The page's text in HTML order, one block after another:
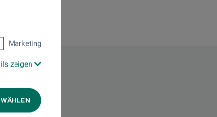
Marketing
zeigen